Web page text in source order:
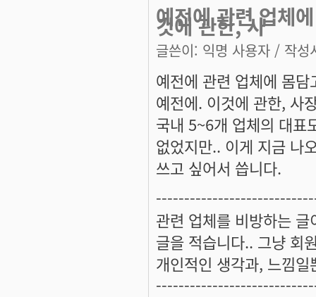
예전에 관련 업체
것에 관한, 사
글쓴이: 익명 사용자 / 작성
예전에 관련 업체에 몸
예전에. 이것에 관한, 사
국내 5~6개 업체의 대표
없었지만.. 이게 지금 나
쓰고 싶어서 씁니다.
관련 업체를 비방하는
글을 적습니다.. 그냥 회
개인적인 생각과, 느낌